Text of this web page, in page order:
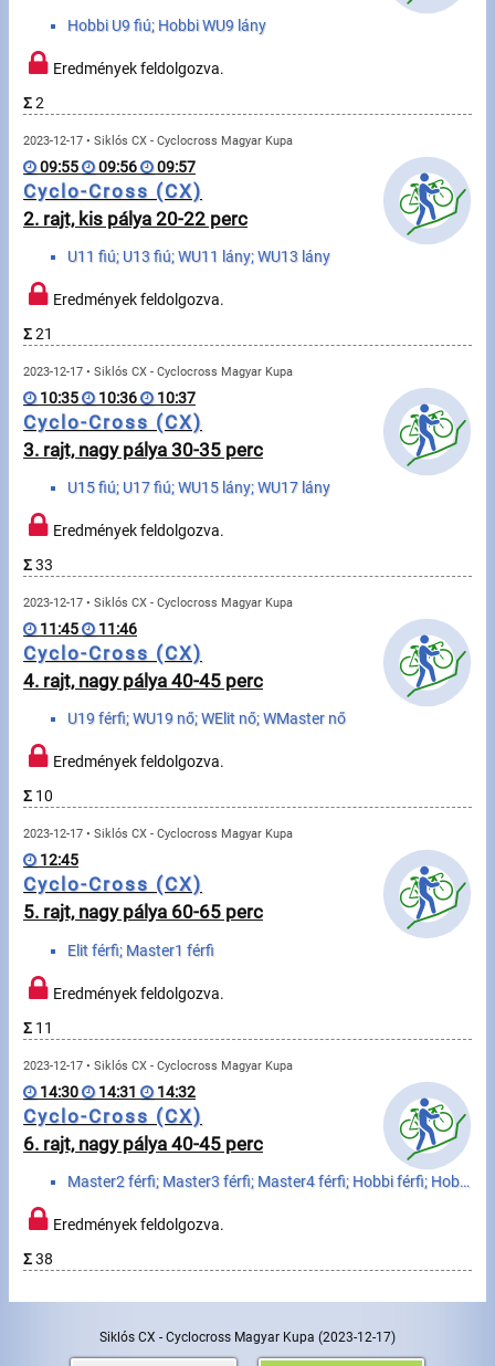
Sportoló keresés
Sportágak
Futás
Kerékpározás
Multisportok
Túrázás
Úszás
Evezés
Rajtlisták, Eredmények
Útmutató
GY.I.K.
Időmérés
Beépülő modul
Rendező, szervező
Kapcsolat
Írjon nekünk!
Impresszum
Hobbi U9 fiú; Hobbi WU9 lány
Eredmények feldolgozva.
Σ2
2023-12-17 • Siklós CX - Cyclocross Magyar Kupa
09:55 09:56 09:57
Cyclo-Cross (CX)
2. rajt, kis pálya 20-22 perc
U11 fiú; U13 fiú; WU11 lány; WU13 lány
Eredmények feldolgozva.
Σ21
2023-12-17 • Siklós CX - Cyclocross Magyar Kupa
10:35 10:36 10:37
Cyclo-Cross (CX)
3. rajt, nagy pálya 30-35 perc
U15 fiú; U17 fiú; WU15 lány; WU17 lány
Eredmények feldolgozva.
Σ33
2023-12-17 • Siklós CX - Cyclocross Magyar Kupa
11:45 11:46
Cyclo-Cross (CX)
4. rajt, nagy pálya 40-45 perc
U19 férfi; WU19 nő; WElit nő; WMaster nő
Eredmények feldolgozva.
Σ 10
2023-12-17 • Siklós CX - Cyclocross Magyar Kupa
12:45
Cyclo-Cross (CX)
5. rajt, nagy pálya 60-65 perc
Elit férfi; Master1 férfi
Eredmények feldolgozva.
Σ 11
2023-12-17 • Siklós CX - Cyclocross Magyar Kupa
14:30 14:31 14:32
Cyclo-Cross (CX)
6. rajt, nagy pálya 40-45 perc
Master2 férfi; Master3 férfi; Master4 férfi; Hobbi férfi; Hobbi nő
Eredmények feldolgozva.
Σ38
Siklós CX - Cyclocross Magyar Kupa (2023-12-17)